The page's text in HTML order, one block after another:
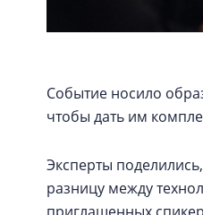
Событие носило
чтобы дать им
Эксперты
разницу между